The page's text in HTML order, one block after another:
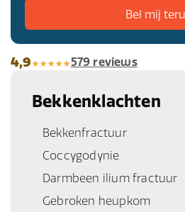
4,9 579 reviews
Bekkenklachten
Bekkenfractuur
Coccygodynie
Darmbeen ilium fractuur
Gebroken heupkom